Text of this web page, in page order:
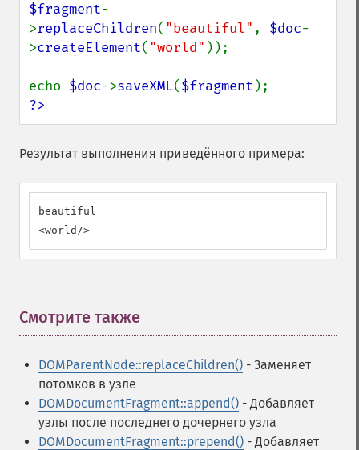
$fragment-
>replaceChildren( "beautiful" , $doc-
>createElement( "world" ));
echo $doc->saveXML($fragment
?>
Результат выполнения приведённого примера:
beautiful
<world/>
Смотрите также
DOMParentNode::replaceChildren() - Заменяет
потомков в узле
DOMDocumentFragment::append() - Добавляет
узлы после последнего дочернего узла
DOMDocumentFragment::prepend() - Добавляет